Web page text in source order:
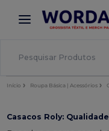
× App Wordans
Melhores preços
Início Roupa Básica | Acessórios
Casacos Roly: